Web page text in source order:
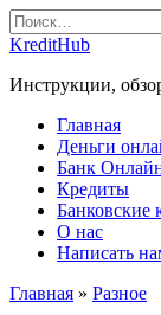
Перейти
к
Search
for:
KreditHub
Инструкции,
Главная
Деньги
Банк
Кредиты
Банковские
О нас
Написать
Главная » Разное